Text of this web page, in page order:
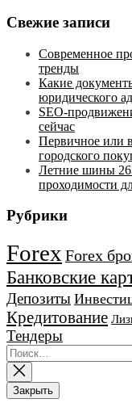
Свежие записи
Современное
тренды
Какие
юридического
SEO-
сейчас
Первичное или
городского
Летние шины
проходимости
Рубрики
Forex Forex
Банковские
Депозиты
Кредитование
Тендеры
Найти:
Закрыть